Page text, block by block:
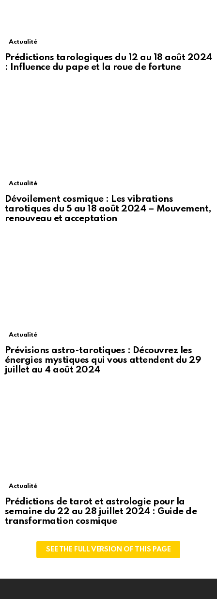
Actualité
Prédictions tarologiques du 12 au 18 août 2024
: Influence du pape et la roue de fortune
Actualité
Dévoilement cosmique : Les vibrations
tarotiques du 5 au 18 août 2024 – Mouvement,
renouveau et acceptation
Actualité
Prévisions astro-tarotiques : Découvrez les
énergies mystiques qui vous attendent du 29
juillet au 4 août 2024
Actualité
Prédictions de tarot et astrologie pour la
semaine du 22 au 28 juillet 2024 : Guide de
transformation cosmique
SEE THE FULL VERSION OF THIS PAGE